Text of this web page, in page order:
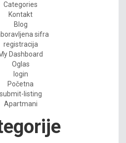
Categories
Kontakt
Blog
sifra
registracija
Dashboard
Oglas
login
Početna
submit-listing
Apartmani